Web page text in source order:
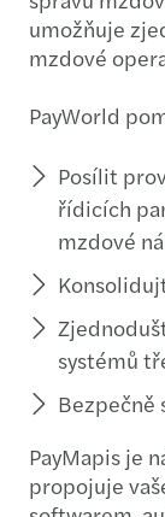
umožňuje
mzdové
PayWorld
Posílit
řídicích
mzdové
systémů
Bezpečně
PayMapis je
propojuje